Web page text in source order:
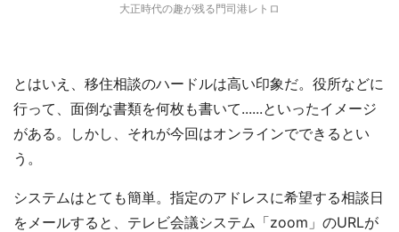
大正時代の趣が残る門司港レトロ
とはいえ、移住相談のハードルは高い印象だ。役所などに
行って、面倒な書類を何枚も書いて......といったイメージ
がある。しかし、それが今回はオンラインでできるとい
う。
システムはとても簡単。指定のアドレスに希望する相談日
をメールすると、テレビ会議システム「zoom」のURLが